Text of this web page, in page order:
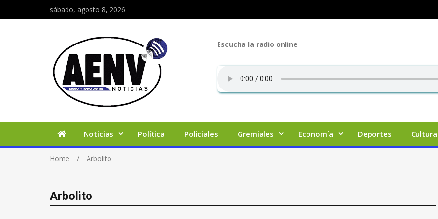
sábado, agosto 8, 2026
Escucha la radio online
Noticias Política Policiales Gremiales Economía Deportes Cultura
Home Arbolito
Arbolito